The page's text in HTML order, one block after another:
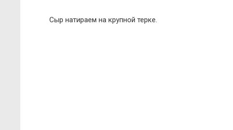
Сыр натираем на крупной терке.